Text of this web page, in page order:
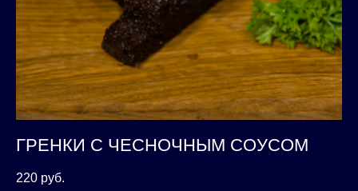
ГРЕНКИ С ЧЕСНОЧНЫМ СОУСОМ
220 pуб.